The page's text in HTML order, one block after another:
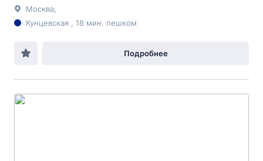
Москва,
Кунцевская , 18 мин. пешком
Подробнее